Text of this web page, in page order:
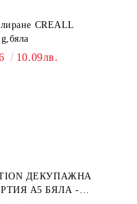
CREALL
10.09лв.
ДЕКУПАЖНА
А5 БЯЛА -